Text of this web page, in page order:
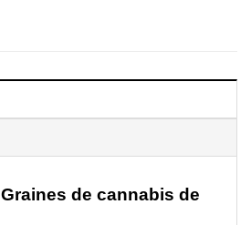
Graines de cannabis de